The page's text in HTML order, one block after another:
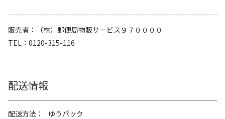
販売者
（株）郵便局物販サービス９７００００
TEL
0120-315-116
配送情報
配送方法
ゆうパック